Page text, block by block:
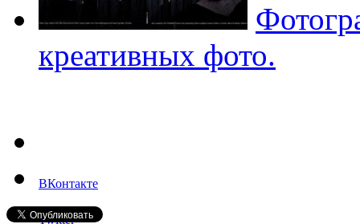
креативных фото.
ВКонтакте
Twitter